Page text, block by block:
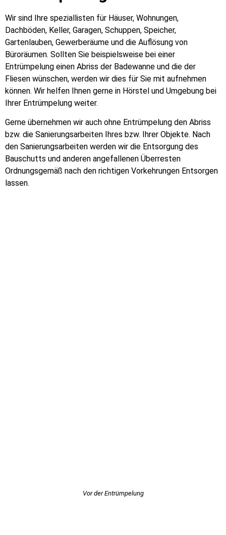
Wir sind Ihre speziallisten für Häuser, Wohnungen,
Dachböden, Keller, Garagen, Schuppen, Speicher,
Gartenlauben, Gewerberäume und die Auflösung von
Büroräumen. Sollten Sie beispielsweise bei einer
Entrümpelung einen Abriss der Badewanne und die der
Fliesen wünschen, werden wir dies für Sie mit aufnehmen
können. Wir helfen Ihnen gerne in Hörstel und Umgebung bei
Ihrer Entrümpelung weiter.
Gerne übernehmen wir auch ohne Entrümpelung den Abriss
bzw. die Sanierungsarbeiten Ihres bzw. Ihrer Objekte. Nach
den Sanierungsarbeiten werden wir die Entsorgung des
Bauschutts und anderen angefallenen Überresten
Ordnungsgemäß nach den richtigen Vorkehrungen Entsorgen
lassen.
Vor der Entrümpelung